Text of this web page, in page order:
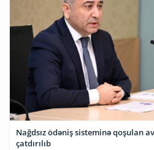
Nağdsız ödəniş sisteminə qoşulan
çatdırılıb